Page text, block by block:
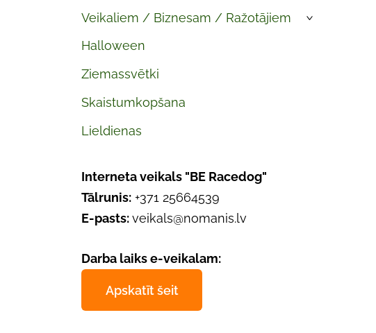
Veikaliem / Biznesam / Ražotājiem ›
Halloween
Ziemassvētki
Skaistumkopšana
Lieldienas
Interneta veikals "BE Racedog"
Tālrunis:+371 25664539
E-pasts:veikals@nomanis.lv
Darba laiks e-veikalam:
Apskatīt šeit